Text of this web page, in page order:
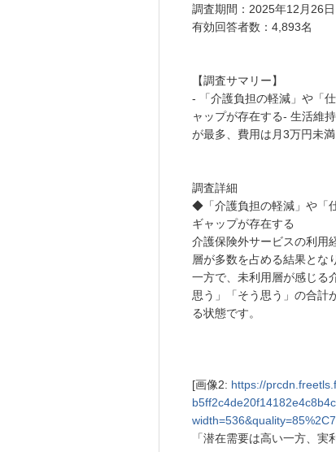
調査期間：2025年12月26
有効回答者数：4,893名
【調査サマリー】
- 「介護負担の軽減」や「
ャップが存在する- 生活維
が最多、費用は月3万円未
調査詳細
◆「介護負担の軽減」や「
ギャップが存在する
介護保険外サービスの利用
層が多数を占める結果とな
一方で、未利用層が感じる
思う」「そう思う」の合計
る状態です。
[画像2: https://
「潜在需要は高い一方、実